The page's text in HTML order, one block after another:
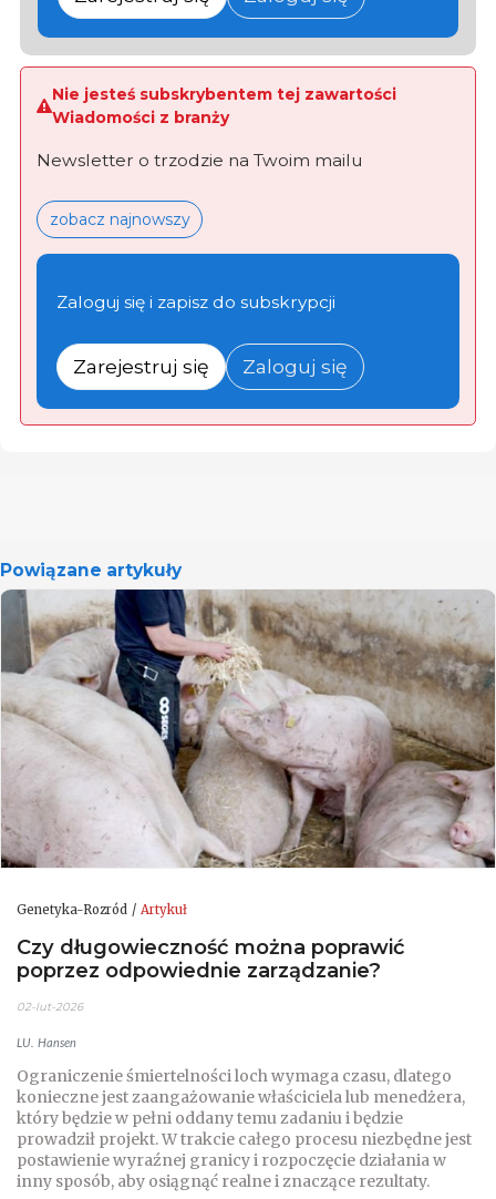
Nie jesteś subskrybentem tej zawartości
Wiadomości z branży
Newsletter o trzodzie na Twoim mailu
zobacz najnowszy
Zaloguj się i zapisz do subskrypcji
Zarejestruj się Zaloguj się
Powiązane artykuły
Genetyka-Rozród Artykuł
Czy długowieczność można poprawić
poprzez odpowiednie zarządzanie?
02-lut-2026
LU. Hansen
Ograniczenie śmiertelności loch wymaga czasu, dlatego
konieczne jest zaangażowanie właściciela lub menedżera,
który będzie w pełni oddany temu zadaniu i będzie
prowadził projekt. W trakcie całego procesu niezbędne jest
postawienie wyraźnej granicy i rozpoczęcie działania w
inny sposób, aby osiągnąć realne i znaczące rezultaty.